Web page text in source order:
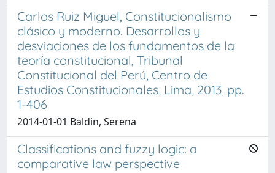
Carlos Ruiz Miguel, Constitucionalismo
clásico y moderno. Desarrollos y
desviaciones de los fundamentos de la
teoría constitucional, Tribunal
Constitucional del Perú, Centro de
Estudios Constitucionales, Lima, 2013, pp.
1-406
2014-01-01 Baldin, Serena
Classifications and fuzzy logic: a
comparative law perspective